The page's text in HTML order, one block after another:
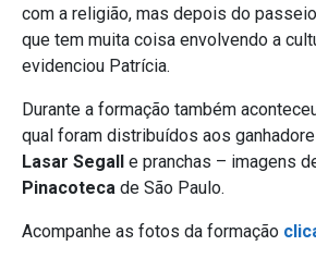
com a religião, mas depois do
que tem muita coisa envolvendo a
evidenciou Patrícia.
Durante a formação também
qual foram distribuídos aos
Lasar Segall e pranchas – imagens
Pinacoteca de São Paulo.
Acompanhe as fotos da formação